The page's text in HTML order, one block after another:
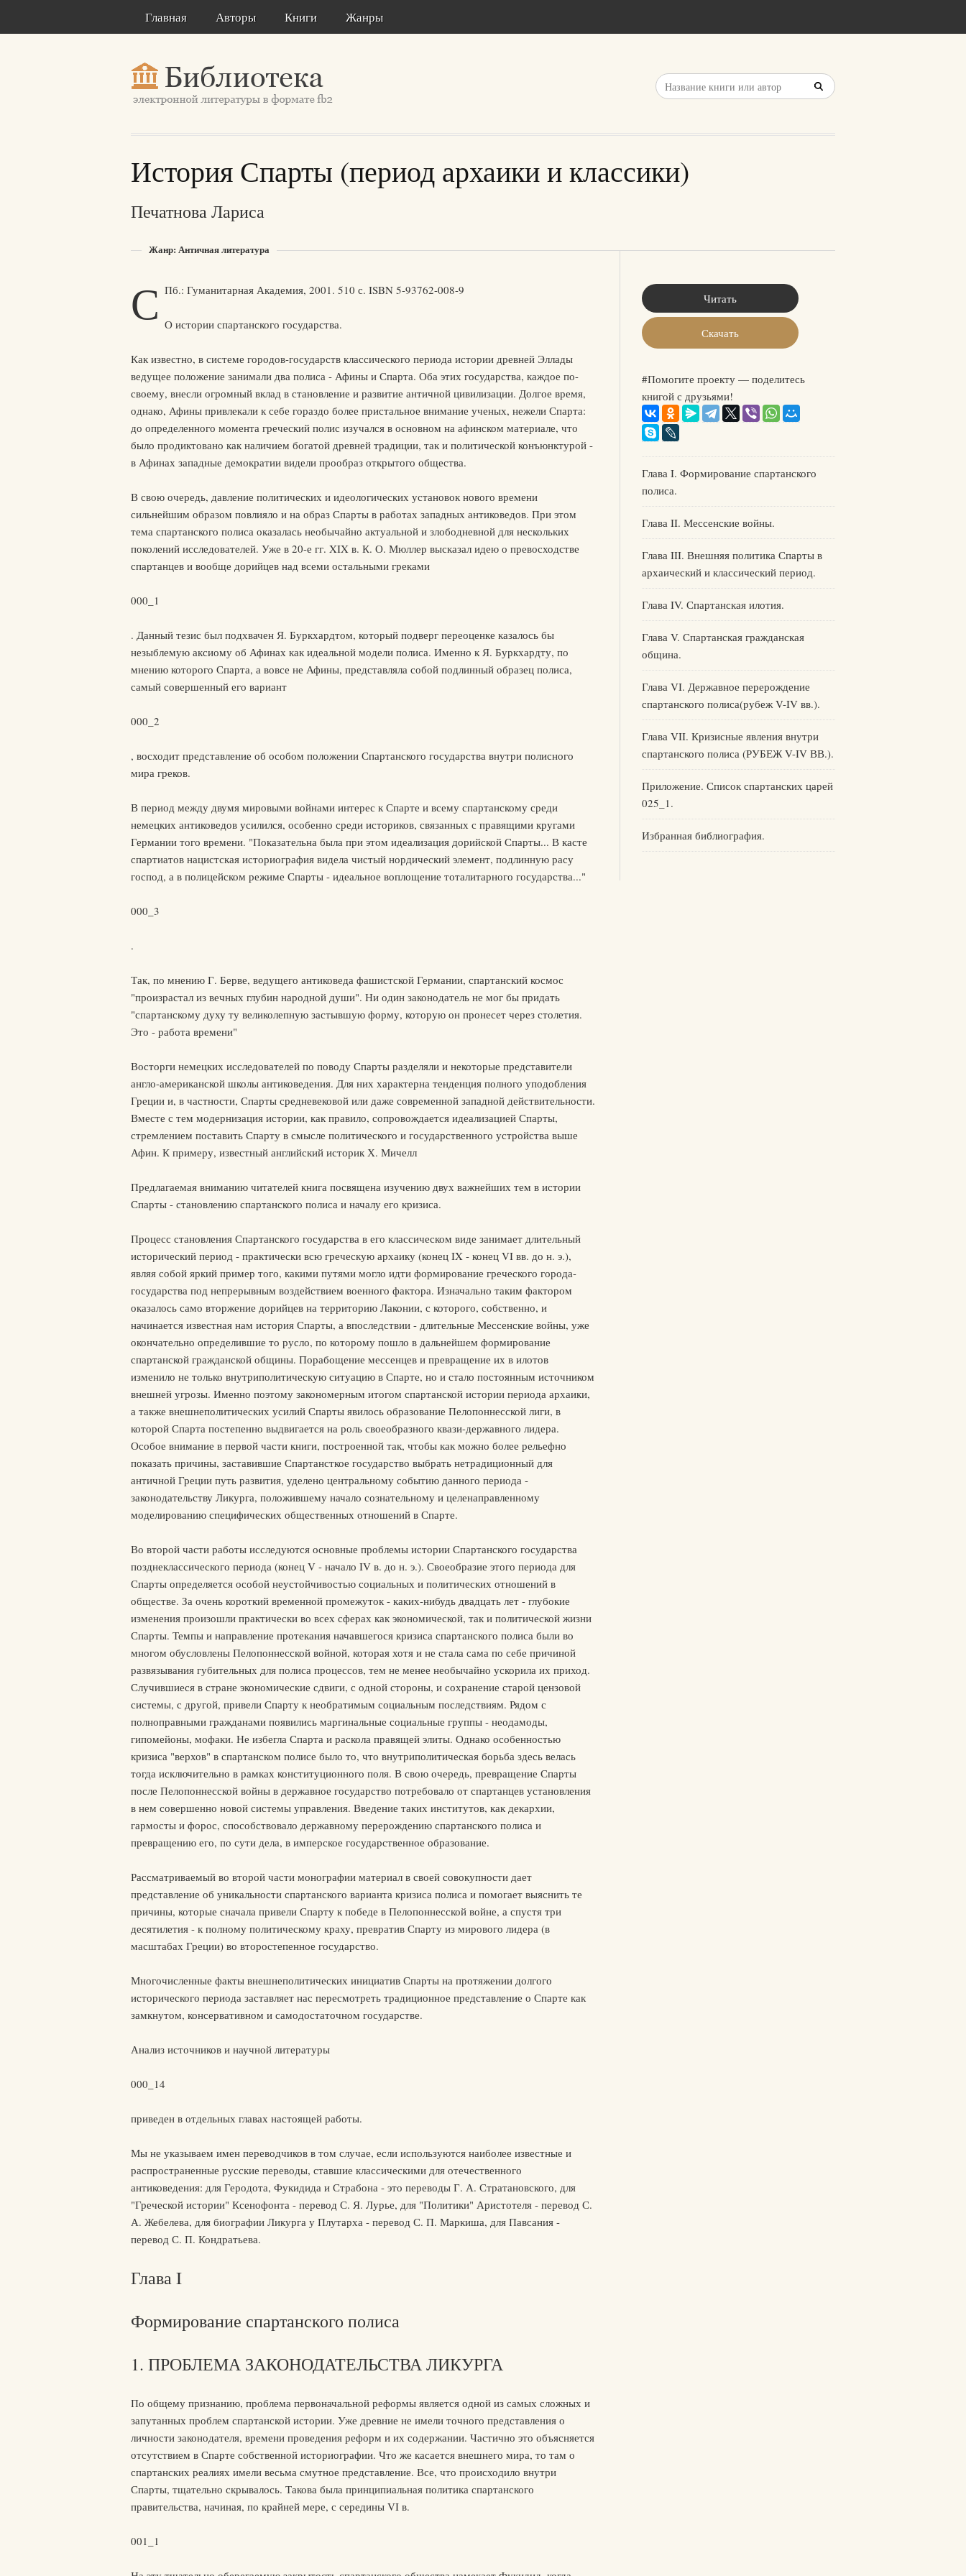
Главная Авторы Книги Жанры
История Спарты (период архаики и классики)
Печатнова Лариса
Жанр: Античная литература
С Пб.: Гуманитарная Академия, 2001. 510 с. ISBN 5-93762-008-9
О истории спартанского государства.
Как известно, в системе городов-государств классического периода истории древней Эллады
ведущее положение занимали два полиса - Афины и Спарта. Оба этих государства, каждое по-
своему, внесли огромный вклад в становление и развитие античной цивилизации. Долгое время,
однако, Афины привлекали к себе гораздо более пристальное внимание ученых, нежели Спарта:
до определенного момента греческий полис изучался в основном на афинском материале, что
было продиктовано как наличием богатой древней традиции, так и политической конъюнктурой -
в Афинах западные демократии видели прообраз открытого общества.
В свою очередь, давление политических и идеологических установок нового времени
сильнейшим образом повлияло и на образ Спарты в работах западных антиковедов. При этом
тема спартанского полиса оказалась необычайно актуальной и злободневной для нескольких
поколений исследователей. Уже в 20-е гг. XIX в. К. О. Мюллер высказал идею о превосходстве
спартанцев и вообще дорийцев над всеми остальными греками
000_1
. Данный тезис был подхвачен Я. Буркхардтом, который подверг переоценке казалось бы
незыблемую аксиому об Афинах как идеальной модели полиса. Именно к Я. Буркхардту, по
мнению которого Спарта, а вовсе не Афины, представляла собой подлинный образец полиса,
самый совершенный его вариант
000_2
, восходит представление об особом положении Спартанского государства внутри полисного
мира греков.
В период между двумя мировыми войнами интерес к Спарте и всему спартанскому среди
немецких антиковедов усилился, особенно среди историков, связанных с правящими кругами
Германии того времени. "Показательна была при этом идеализация дорийской Спарты... В касте
спартиатов нацистская историография видела чистый нордический элемент, подлинную расу
господ, а в полицейском режиме Спарты - идеальное воплощение тоталитарного государства..."
000_3
.
Так, по мнению Г. Берве, ведущего антиковеда фашистской Германии, спартанский космос
"произрастал из вечных глубин народной души". Ни один законодатель не мог бы придать
"спартанскому духу ту великолепную застывшую форму, которую он пронесет через столетия.
Это - работа времени"
Восторги немецких исследователей по поводу Спарты разделяли и некоторые представители
англо-американской школы антиковедения. Для них характерна тенденция полного уподобления
Греции и, в частности, Спарты средневековой или даже современной западной действительности.
Вместе с тем модернизация истории, как правило, сопровождается идеализацией Спарты,
стремлением поставить Спарту в смысле политического и государственного устройства выше
Афин. К примеру, известный английский историк Х. Мичелл
Предлагаемая вниманию читателей книга посвящена изучению двух важнейших тем в истории
Спарты - становлению спартанского полиса и началу его кризиса.
Процесс становления Спартанского государства в его классическом виде занимает длительный
исторический период - практически всю греческую архаику (конец IX - конец VI вв. до н. э.),
являя собой яркий пример того, какими путями могло идти формирование греческого города-
государства под непрерывным воздействием военного фактора. Изначально таким фактором
оказалось само вторжение дорийцев на территорию Лаконии, с которого, собственно, и
начинается известная нам история Спарты, а впоследствии - длительные Мессенские войны, уже
окончательно определившие то русло, по которому пошло в дальнейшем формирование
спартанской гражданской общины. Порабощение мессенцев и превращение их в илотов
изменило не только внутриполитическую ситуацию в Спарте, но и стало постоянным источником
внешней угрозы. Именно поэтому закономерным итогом спартанской истории периода архаики,
а также внешнеполитических усилий Спарты явилось образование Пелопоннесской лиги, в
которой Спарта постепенно выдвигается на роль своеобразного квази-державного лидера.
Особое внимание в первой части книги, построенной так, чтобы как можно более рельефно
показать причины, заставившие Спартансткое государство выбрать нетрадиционный для
античной Греции путь развития, уделено центральному событию данного периода -
законодательству Ликурга, положившему начало сознательному и целенаправленному
моделированию специфических общественных отношений в Спарте.
Во второй части работы исследуются основные проблемы истории Спартанского государства
позднеклассического периода (конец V - начало IV в. до н. э.). Своеобразие этого периода для
Спарты определяется особой неустойчивостью социальных и политических отношений в
обществе. За очень короткий временной промежуток - каких-нибудь двадцать лет - глубокие
изменения произошли практически во всех сферах как экономической, так и политической жизни
Спарты. Темпы и направление протекания начавшегося кризиса спартанского полиса были во
многом обусловлены Пелопоннесской войной, которая хотя и не стала сама по себе причиной
развязывания губительных для полиса процессов, тем не менее необычайно ускорила их приход.
Случившиеся в стране экономические сдвиги, с одной стороны, и сохранение старой цензовой
системы, с другой, привели Спарту к необратимым социальным последствиям. Рядом с
полноправными гражданами появились маргинальные социальные группы - неодамоды,
гипомейоны, мофаки. Не избегла Спарта и раскола правящей элиты. Однако особенностью
кризиса "верхов" в спартанском полисе было то, что внутриполитическая борьба здесь велась
тогда исключительно в рамках конституционного поля. В свою очередь, превращение Спарты
после Пелопоннесской войны в державное государство потребовало от спартанцев установления
в нем совершенно новой системы управления. Введение таких институтов, как декархии,
гармосты и форос, способствовало державному перерождению спартанского полиса и
превращению его, по сути дела, в имперское государственное образование.
Рассматриваемый во второй части монографии материал в своей совокупности дает
представление об уникальности спартанского варианта кризиса полиса и помогает выяснить те
причины, которые сначала привели Спарту к победе в Пелопоннесской войне, а спустя три
десятилетия - к полному политическому краху, превратив Спарту из мирового лидера (в
масштабах Греции) во второстепенное государство.
Многочисленные факты внешнеполитических инициатив Спарты на протяжении долгого
исторического периода заставляет нас пересмотреть традиционное представление о Спарте как
замкнутом, консервативном и самодостаточном государстве.
Анализ источников и научной литературы
000_14
приведен в отдельных главах настоящей работы.
Мы не указываем имен переводчиков в том случае, если используются наиболее известные и
распространенные русские переводы, ставшие классическими для отечественного
антиковедения: для Геродота, Фукидида и Страбона - это переводы Г. А. Стратановского, для
"Греческой истории" Ксенофонта - перевод С. Я. Лурье, для "Политики" Аристотеля - перевод С.
А. Жебелева, для биографии Ликурга у Плутарха - перевод С. П. Маркиша, для Павсания -
перевод С. П. Кондратьева.
Глава I
Формирование спартанского полиса
1. ПРОБЛЕМА ЗАКОНОДАТЕЛЬСТВА ЛИКУРГА
По общему признанию, проблема первоначальной реформы является одной из самых сложных и
запутанных проблем спартанской истории. Уже древние не имели точного представления о
личности законодателя, времени проведения реформ и их содержании. Частично это объясняется
отсутствием в Спарте собственной историографии. Что же касается внешнего мира, то там о
спартанских реалиях имели весьма смутное представление. Все, что происходило внутри
Спарты, тщательно скрывалось. Такова была принципиальная политика спартанского
правительства, начиная, по крайней мере, с середины VI в.
001_1
Читать
Скачать
#Помогите проекту — поделитесь
книгой с друзьями!
Глава I. Формирование спартанского
полиса.
Глава II. Мессенские войны.
Глава III. Внешняя политика Спарты в
архаический и классический период.
Глава IV. Спартанская илотия.
Глава V. Спартанская гражданская
община.
Глава VI. Державное перерождение
спартанского полиса(рубеж V-IV вв.).
Глава VII. Кризисные явления внутри
спартанского полиса (РУБЕЖ V-IV ВВ.).
Приложение. Список спартанских царей
025_1.
Избранная библиография.